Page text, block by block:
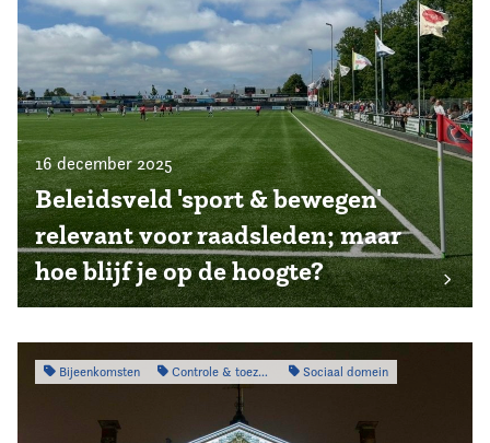
16 december 2025
Beleidsveld 'sport & bewegen'
relevant voor raadsleden; maar
hoe blijf je op de hoogte?
Bijeenkomsten Controle & toezicht Sociaal domein